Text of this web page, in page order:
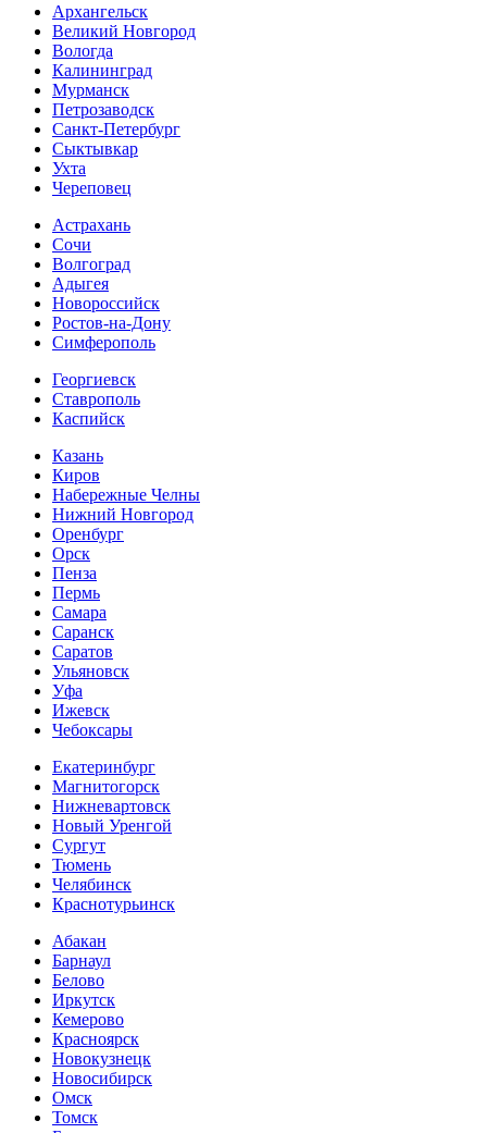
Архангельск
Великий Новгород
Вологда
Калининград
Мурманск
Петрозаводск
Санкт-Петербург
Сыктывкар
Ухта
Череповец
Астрахань
Сочи
Волгоград
Адыгея
Новороссийск
Ростов-на-Дону
Симферополь
Георгиевск
Ставрополь
Каспийск
Казань
Киров
Набережные Челны
Нижний Новгород
Оренбург
Орск
Пенза
Пермь
Самара
Саранск
Саратов
Ульяновск
Уфа
Ижевск
Чебоксары
Екатеринбург
Магнитогорск
Нижневартовск
Новый Уренгой
Сургут
Тюмень
Челябинск
Краснотурьинск
Абакан
Барнаул
Белово
Иркутск
Кемерово
Красноярск
Новокузнецк
Новосибирск
Омск
Томск